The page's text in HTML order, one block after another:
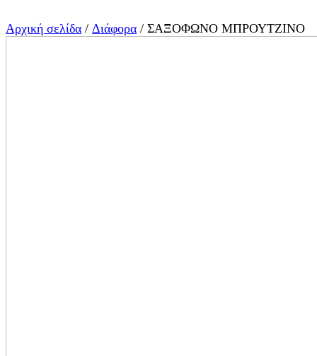
Αρχική σελίδα / Διάφορα / ΣΑΞΟΦΩΝΟ ΜΠΡΟΥΤΖΙΝΟ